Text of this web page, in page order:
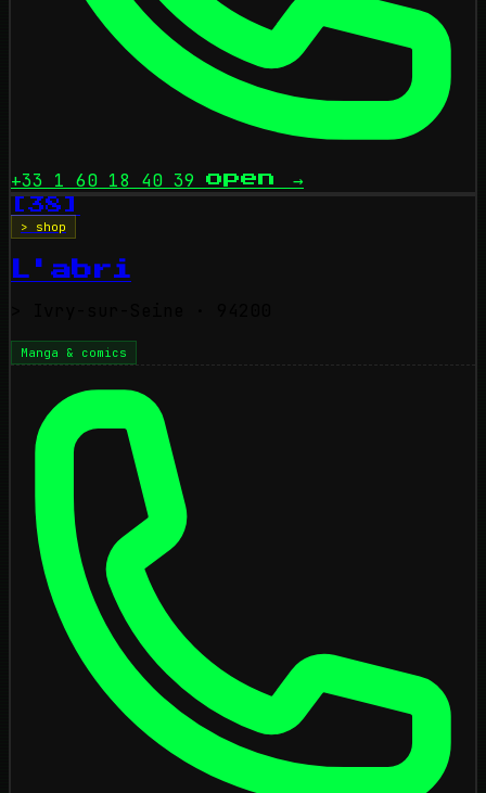
+33 1 60 18 40 39 open →
[38]
> shop
L'abri
Manga & comics